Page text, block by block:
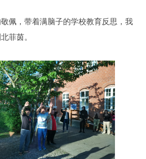
佩，带着满脑子的学校教育反思，我
菲茵。